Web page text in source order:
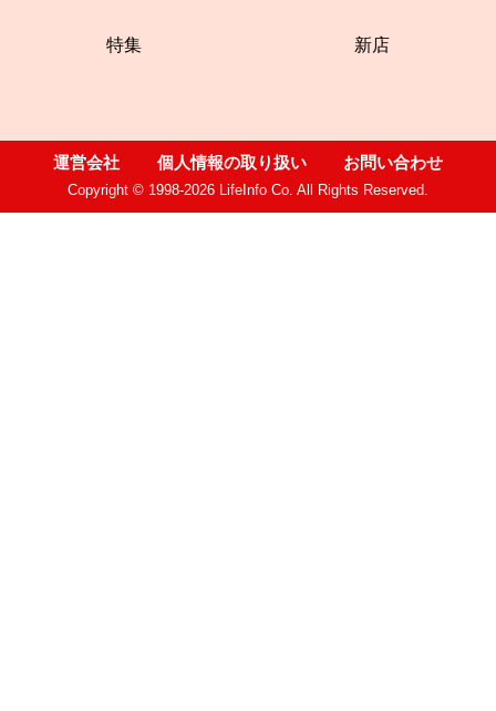
特集 新店
運営会社 個人情報の取り扱い お問い合わせ
Copyright © 1998-2026 LifeInfo Co. All Rights Reserved.